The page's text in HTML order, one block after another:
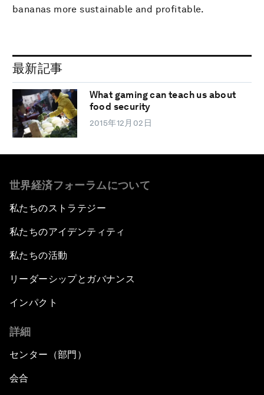
bananas more sustainable and profitable.
最新記事
What gaming can teach us about
food security
2015年12月02日
世界経済フォーラムについて
私たちのストラテジー
私たちのアイデンティティ
私たちの活動
リーダーシップとガバナンス
インパクト
詳細
センター（部門）
会合